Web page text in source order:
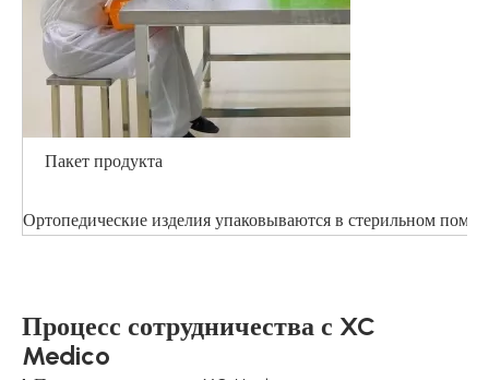
Пакет продукта
Ортопедические изделия упаковываются в стерильном
Процесс сотрудничества с XC
Medico